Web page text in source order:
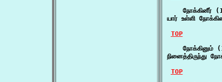
நோக்கினீர்
யார் உள்ளி
TOP
நோக்கினும்
நினைத்திருந்து
TOP